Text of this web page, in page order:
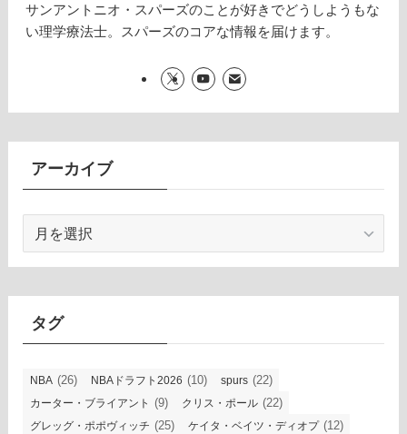
サンアントニオ・スパーズのことが好きでどうしようもな
い理学療法士。スパーズのコアな情報を届けます。
アーカイブ
カ
イ
タグ
NBA (26) NBAドラフト2026 (10) spurs (22)
カーター・ブライアント (9) クリス・ポール (22)
グレッグ・ポポヴィッチ (25) ケイタ・ベイツ・ディオプ(12)